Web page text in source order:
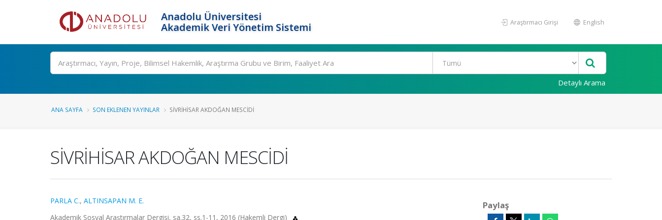
Anadolu Üniversitesi
Akademik Veri Yönetim Sistemi
Araştırmacı Girişi English
Ara
Detaylı Arama
ANA SAYFA SON EKLENEN YAYINLAR SİVRİHİSAR AKDOĞAN MESCİDİ
SİVRİHİSAR AKDOĞAN MESCİDİ
PARLA C., ALTINSAPAN M. E.
Akademik Sosyal Araştırmalar Dergisi, sa.32, ss.1-11, 2016 (Hakemli Dergi)
Paylaş